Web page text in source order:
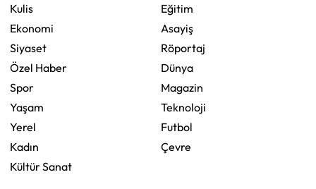
Kulis
Ekonomi
Siyaset
Özel Haber
Spor
Yaşam
Yerel
Kadın
Kültür Sanat
Eğitim
Asayiş
Röportaj
Dünya
Magazin
Teknoloji
Futbol
Çevre